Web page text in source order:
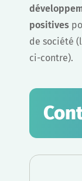
positives
de société
ci-contre).